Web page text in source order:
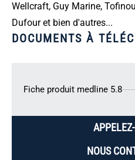
Wellcraft, Guy Marine,
Dufour et bien d'autres...
DOCUMENTS À
Fiche produit medline 5.8
NOUS